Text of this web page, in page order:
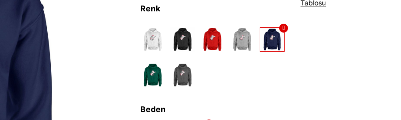
Renk
Beden
Tablosu